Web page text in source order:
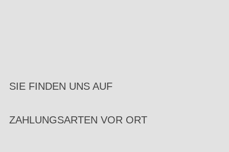
SIE FINDEN UNS AUF
ZAHLUNGSARTEN VOR ORT